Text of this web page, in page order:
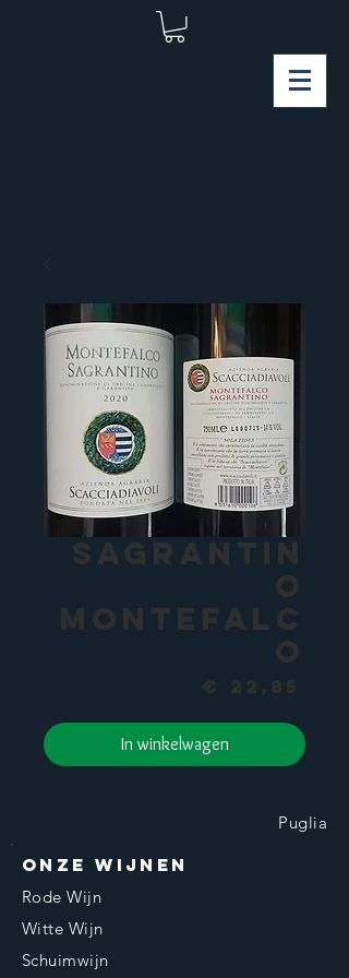
Sagrantin
o
Montefalc
o
€ 22,85
In winkelwagen
Puglia
Onze wijnen
Rode Wijn
Witte Wijn
Schuimwijn